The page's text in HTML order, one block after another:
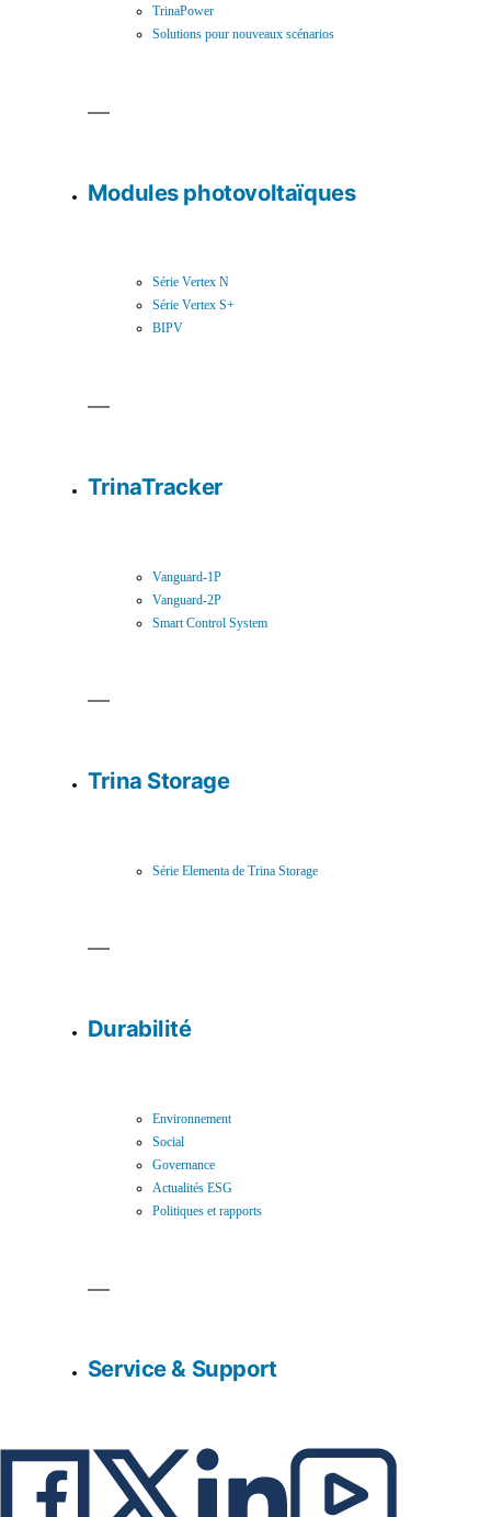
TrinaPower
Solutions pour nouveaux scénarios
Modules photovoltaïques
Série Vertex N
Série Vertex S+
BIPV
TrinaTracker
Vanguard-1P
Vanguard-2P
Smart Control System
Trina Storage
Série Elementa de Trina Storage
Durabilité
Environnement
Social
Governance
Actualités ESG
Politiques et rapports
Service & Support